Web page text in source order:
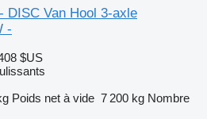
DISC Van Hool 3-axle
-
$US
Poids net à vide 7 200 kg Nombre